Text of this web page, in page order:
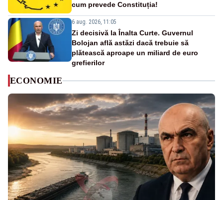
cum prevede Constituția!
6 aug. 2026, 11:05
Zi decisivă la Înalta Curte. Guvernul
Bolojan află astăzi dacă trebuie să
plătească aproape un miliard de euro
grefierilor
ECONOMIE